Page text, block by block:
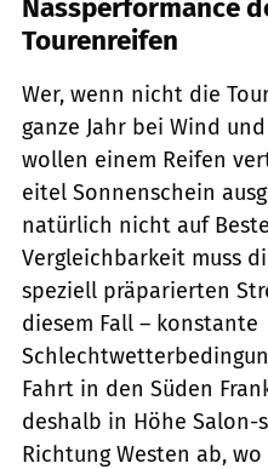
Nassperformance
Tourenreifen
Wer, wenn nicht die
ganze Jahr bei Wind
wollen einem Reifen
eitel Sonnenschein
natürlich nicht auf
Vergleichbarkeit muss
speziell präparierten
diesem Fall – konstante
Fahrt in den Süden
deshalb in Höhe Salon-
Richtung Westen ab,